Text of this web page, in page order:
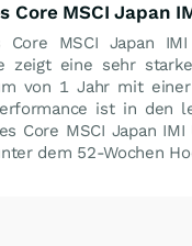
Core MSCI Japan
Core MSCI Japan
zeigt eine sehr
von 1 Jahr mit
ist in den
Core MSCI Japan IMI
dem 52-Wochen